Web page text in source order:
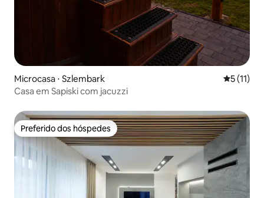
Microcasa ⋅ Szlembark 5 de uma
5 (11)
Casa em Sapiski com jacuzzi
Preferido dos hóspedes
Preferido dos hóspedes